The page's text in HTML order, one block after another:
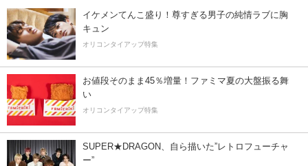
イケメンてんこ盛り！尊すぎる男子の純情ラブに胸
キュン
オリコンタイアップ特集
お値段そのまま45％増量！ファミマ夏の大盤振る舞
い
オリコンタイアップ特集
SUPER★DRAGON、自ら描いた”レトロフューチャ
ー”